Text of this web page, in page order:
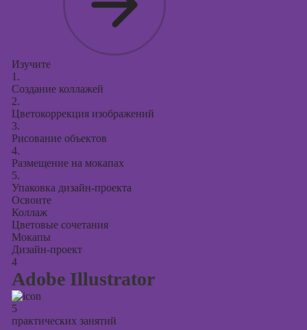
Изучите
1.
Создание коллажей
2.
Цветокоррекция изображений
3.
Рисование объектов
4.
Размещение на мокапах
5.
Упаковка дизайн-проекта
Освоите
Коллаж
Цветовые сочетания
Мокапы
Дизайн-проект
4
Adobe Illustrator
5
практических занятий